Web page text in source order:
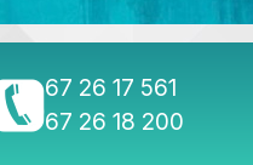
tel./fax
67 26 17 561
tel.
67 26 18 200